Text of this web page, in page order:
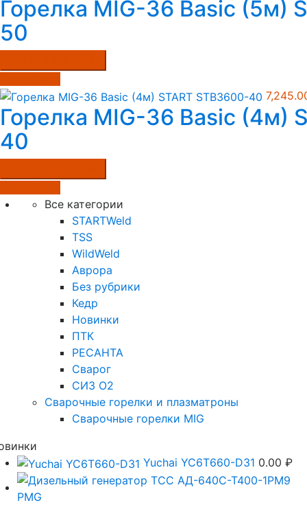
Горелка MIG-36 Basic (5м)
50
Горелка MIG-36 Basic (4м)
40
Все категории
STARTWeld
TSS
WildWeld
Аврора
Без рубрики
Кедр
Новинки
ПТК
РЕСАНТА
Сварог
СИЗ О2
Сварочные горелки и плазматроны
Сварочные горелки MIG
Yuchai YC6T660-D31 0.00 ₽